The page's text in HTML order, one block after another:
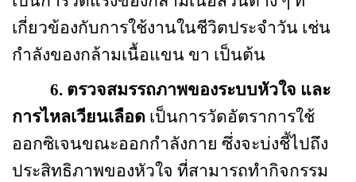
เกี่ยวข้องกับการใช้งานในชีวิตประจำวัน เช่น
กำลังของกล้ามเนื้อแขน ขา เป็นต้น
6. ตรวจสมรรถภาพของระบบหัวใจ และ
การไหลเวียนเลือด เป็นการวัดอัตราการใช้
ออกซิเจนขณะออกกำลังกาย ซึ่งจะบ่งชี้ไปถึง
ประสิทธิภาพของหัวใจ ที่สามารถทำกิจกรรม